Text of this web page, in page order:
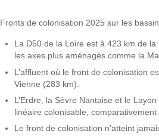
Fronts de colonisation 2025 sur les
La D50 de la Loire est à 423 km de
les axes plus aménagés comme la
L’affluent où le front de colonisation
Vienne (283 km).
L’Erdre, la Sèvre Nantaise et le
linéaire colonisable,
Le front de colonisation n’atteint